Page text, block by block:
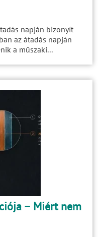
napján bizonyít
az átadás napján
a műszaki...
– Miért nem